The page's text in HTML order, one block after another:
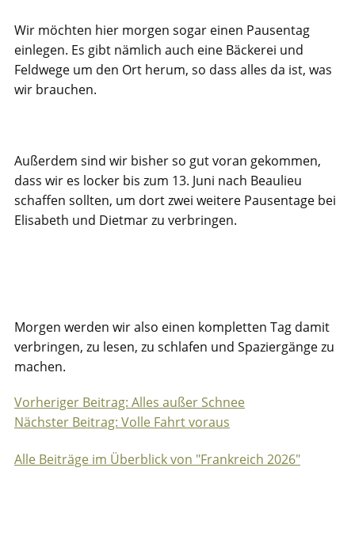
Wir möchten hier morgen sogar einen Pausentag
einlegen. Es gibt nämlich auch eine Bäckerei und
Feldwege um den Ort herum, so dass alles da ist, was
wir brauchen.
Außerdem sind wir bisher so gut voran gekommen,
dass wir es locker bis zum 13. Juni nach Beaulieu
schaffen sollten, um dort zwei weitere Pausentage bei
Elisabeth und Dietmar zu verbringen.
Morgen werden wir also einen kompletten Tag damit
verbringen, zu lesen, zu schlafen und Spaziergänge zu
machen.
Beitragsnavigation
Vorheriger Beitrag: Alles außer Schnee
Nächster Beitrag: Volle Fahrt voraus
Alle Beiträge im Überblick von "Frankreich 2026"